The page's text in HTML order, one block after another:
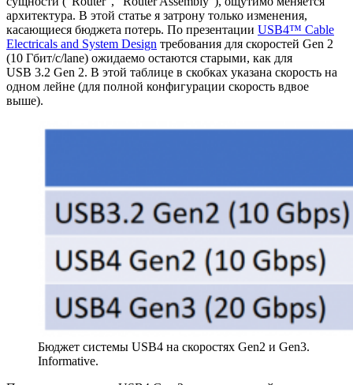
архитектура. В этой статье я затрону только изменения,
касающиеся бюджета потерь. По презентации USB4™ Cable
Electricals and System Design требования для скоростей Gen 2
(10 Гбит/с/lane) ожидаемо остаются старыми, как для
USB 3.2 Gen 2. В этой таблице в скобках указана скорость на
одном лейне (для полной конфигурации скорость вдвое
выше).
Бюджет системы USB4 на скоростях Gen2 и Gen3.
Informative.